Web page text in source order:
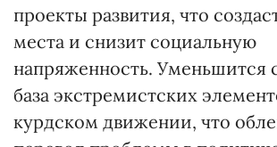
проекты развития, что
места и снизит социальную
напряженность. Уменьшится
база экстремистских
курдском движении, что